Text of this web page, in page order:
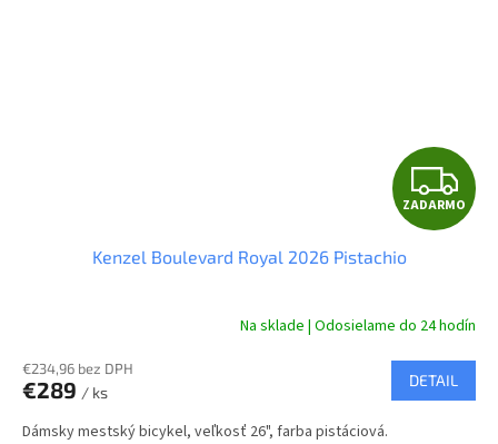
Z
A
A
R
M
ZADARMO
Kenzel Boulevard Royal 2026 Pistachio
Na sklade | Odosielame do 24 hodín
€234,96 bez DPH
€289 / ks
DETAIL
Dámsky mestský bicykel, veľkosť 26", farba pistáciová.